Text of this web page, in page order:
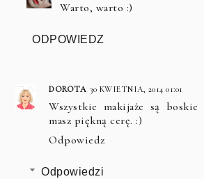
Warto, warto :)
ODPOWIEDZ
DOROTA 30 KWIETNIA, 2014 01:01
Wszystkie makijaże są boskie
masz piękną cerę. :)
Odpowiedz
Odpowiedzi